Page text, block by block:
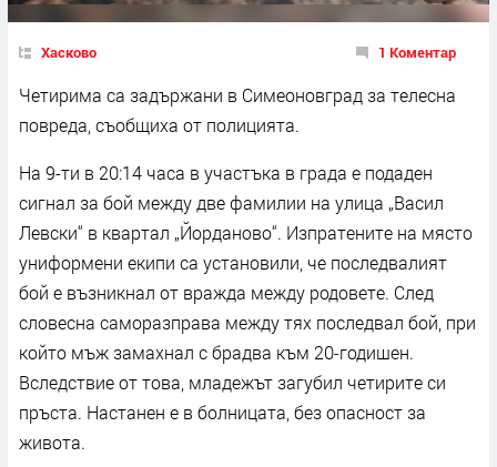
Хасково 1 Коментар
Четирима са задържани в Симеоновград за телесна
повреда, съобщиха от полицията.
На 9-ти в 20:14 часа в участъка в града е подаден
сигнал за бой между две фамилии на улица „Васил
Левски“ в квартал „Йорданово“. Изпратените на място
униформени екипи са установили, че последвалият
бой е възникнал от вражда между родовете. След
словесна саморазправа между тях последвал бой, при
който мъж замахнал с брадва към 20-годишен.
Вследствие от това, младежът загубил четирите си
пръста. Настанен е в болницата, без опасност за
живота.